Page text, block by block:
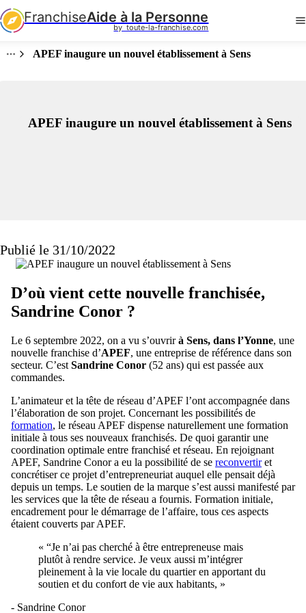
FranchiseAide à la Personne
by  toute-la-franchise.com
APEF inaugure un nouvel établissement à Sens
APEF inaugure un nouvel établissement à Sens
Publié le 31/10/2022
D’où vient cette nouvelle franchisée,
Sandrine Conor ?
Le 6 septembre 2022, on a vu s’ouvrirà Sens, dans l’Yonne, une
nouvelle franchise d’APEF, une entreprise de référence dans son
secteur. C’est Sandrine Conor (52 ans) qui est passée aux
commandes.
L’animateur et la tête de réseau d’APEF l’ont accompagnée dans
l’élaboration de son projet. Concernant les possibilités de
formation, le réseau APEF dispense naturellement une formation
initiale à tous ses nouveaux franchisés. De quoi garantir une
coordination optimale entre franchisé et réseau. En rejoignant
APEF, Sandrine Conor a eu la possibilité de se reconvertiret
concrétiser ce projet d’entrepreneuriat auquel elle pensait déjà
depuis un temps. Le soutien de la marque s’est aussi manifesté par
les services que la tête de réseau a fournis. Formation initiale,
encadrement pour le démarrage de l’affaire, tous ces aspects
étaient couverts par APEF.
« “Je n’ai pas cherché à être entrepreneuse mais
plutôt à rendre service. Je veux aussi m’intégrer
pleinement à la vie locale du quartier en apportant du
soutien et du confort de vie aux habitants, »
- Sandrine Conor